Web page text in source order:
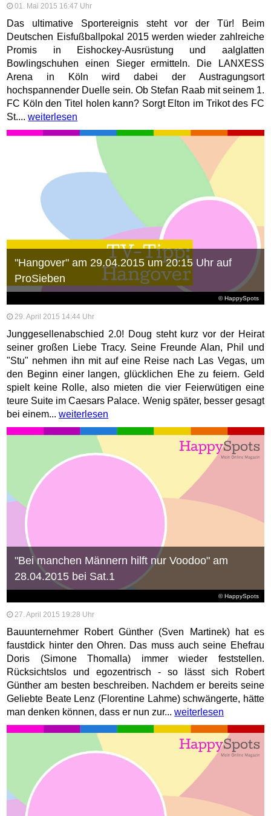
01. Mai 2015 16:47 Uhr
Das ultimative Sportereignis steht vor der Tür! Beim
Deutschen Eisfußballpokal 2015 werden wieder zahlreiche
Promis in Eishockey-Ausrüstung und aalglatten
Bowlingschuhen einen Sieger ermitteln. Die LANXESS
Arena in Köln wird dabei der Austragungsort
hochspannender Duelle sein. Ob Stefan Raab mit seinem 1.
FC Köln den Titel holen kann? Sorgt Elton im Trikot des FC
St....weiterlesen
© HappySpots
"Hangover" am 29.04.2015 um 20:15 Uhr auf
ProSieben
29. April 2015 14:44 Uhr
Junggesellenabschied 2.0! Doug steht kurz vor der Heirat
seiner großen Liebe Tracy. Seine Freunde Alan, Phil und
"Stu" nehmen ihn mit auf eine Reise nach Las Vegas, um
den Beginn einer langen, glücklichen Ehe zu feiern. Geld
spielt keine Rolle, also mieten die vier Feierwütigen eine
teure Suite im Caesars Palace. Wenig später, besser gesagt
bei einem...weiterlesen
© HappySpots
"Bei manchen Männern hilft nur Voodoo" am
28.04.2015 bei Sat.1
27. April 2015 19:28 Uhr
Bauunternehmer Robert Günther (Sven Martinek) hat es
faustdick hinter den Ohren. Das muss auch seine Ehefrau
Doris (Simone Thomalla) immer wieder feststellen.
Rücksichtslos und egozentrisch - so lässt sich Robert
Günther am besten beschreiben. Nachdem er bereits seine
Geliebte Beate Lenz (Florentine Lahme) schwängerte, hätte
man denken können, dass er nun zur...weiterlesen